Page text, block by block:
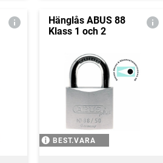
Hänglås ABUS 88
Klass 1 och 2
BEST.VARA